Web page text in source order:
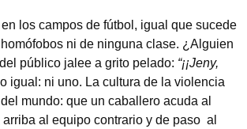
los campos de fútbol, igual que sucede
ni de ninguna clase. ¿Alguien
público jalee a grito pelado: “¡¡Jeny,
igual: ni uno. La cultura de la violencia
mundo: que un caballero acuda al
al equipo contrario y de paso al